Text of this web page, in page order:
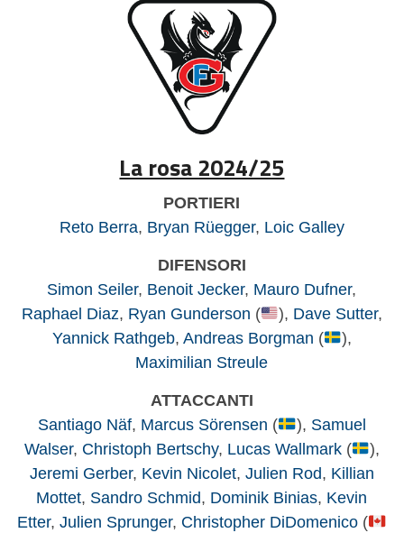
La rosa 2024/25
PORTIERI
Reto Berra, Bryan Rüegger, Loic Galley
DIFENSORI
Simon Seiler, Benoit Jecker, Mauro Dufner,
Raphael Diaz, Ryan Gunderson ( ), Dave Sutter,
Yannick Rathgeb, Andreas Borgman (
),
Maximilian Streule
ATTACCANTI
Santiago Näf, Marcus Sörensen ( ), Samuel
Walser, Christoph Bertschy, Lucas Wallmark(
),
Jeremi Gerber, Kevin Nicolet, Julien Rod, Killian
Mottet, Sandro Schmid, Dominik Binias, Kevin
Etter, Julien Sprunger, Christopher DiDomenico (